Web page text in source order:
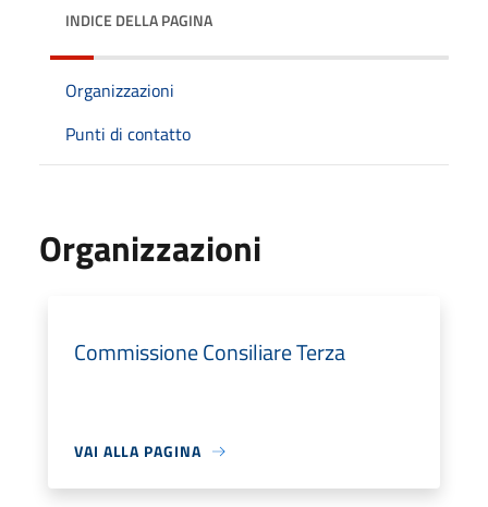
INDICE DELLA PAGINA
Organizzazioni
Punti di contatto
Organizzazioni
Commissione Consiliare Terza
VAI ALLA PAGINA